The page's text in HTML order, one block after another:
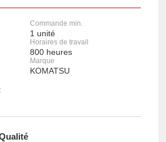
Commande min.
1 unité
Horaires de travail
800 heures
Marque
KOMATSU